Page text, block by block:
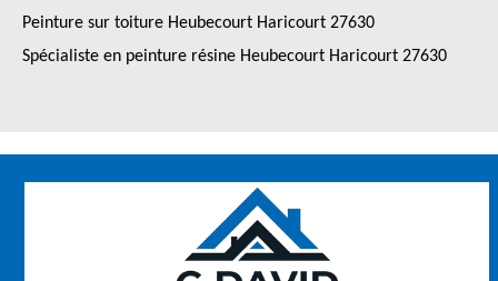
Peinture sur toiture Heubecourt Haricourt 27630
Spécialiste en peinture résine Heubecourt Haricourt 27630